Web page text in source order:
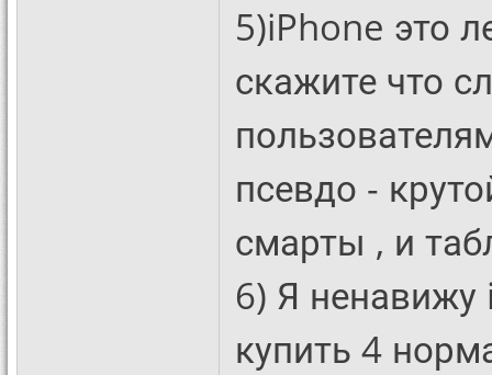
5)iPhone это
скажите что
псевдо -
смарты , и
6) Я ненавижу
купить 4